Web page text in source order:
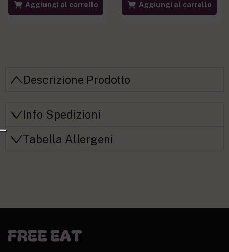
Aggiungi al carrello Aggiungi al carrello
Descrizione Prodotto
Info Spedizioni
Tabella Allergeni